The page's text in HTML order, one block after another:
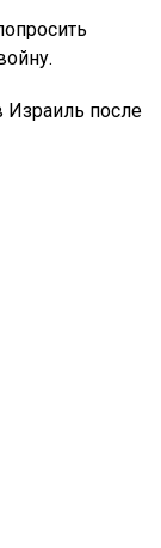
Израиль после